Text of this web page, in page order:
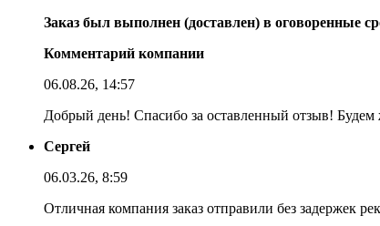
Заказ был выполнен (доставлен) в оговоренные
Комментарий компании
06.08.26, 14:57
Добрый день! Спасибо за оставленный отзыв! Будем
Сергей
06.03.26, 8:59
Отличная компания заказ отправили без задержек